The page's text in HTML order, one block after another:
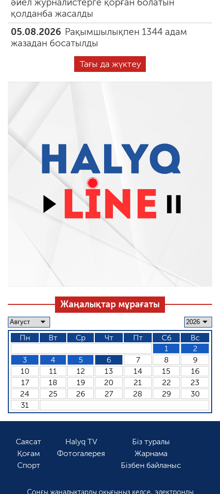
әйел журналистерге қорған болатын
қолданба жасалды
05.08.2026 Рақымшылықпен 1344 адам
жазадан босатылды
Тағы да жүктеу
Жаңалықтар мұрағаты
Пн Вт Ср Чт Пт Сб
Вс
1
2
3
4 5 6 7 8
9
10
11 12 13 14 15
16
17
18 19 20 21 22
23
24
25 26 27 28 29
30
31
Саясат
Қоғам
Спорт
Halyq TV
Фотогалерея
Біз туралы
Жарнама
Бізбен байланыс